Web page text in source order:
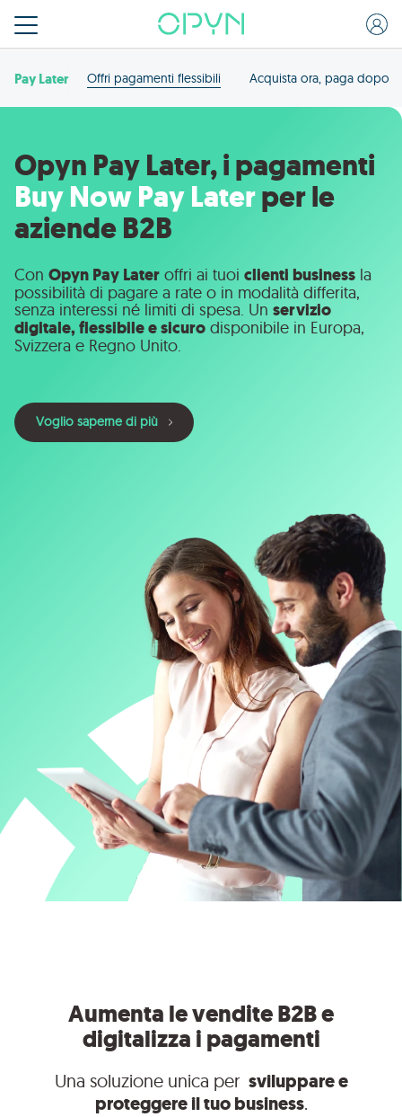
Pay Later Offri pagamenti flessibili Acquista ora, paga dopo
Opyn Pay Later, i pagamenti
Buy Now Pay Laterper le
aziende B2B
Con Opyn Pay Later offri ai tuoi clienti business la
possibilità di pagare a rate o in modalità differita,
senza interessi né limiti di spesa. Un servizio
digitale, flessibile e sicuro disponibile in Europa,
Svizzera e Regno Unito.
Voglio saperne di più
Aumenta le vendite B2B e
digitalizza i pagamenti
Una soluzione unica per sviluppare e
proteggere il tuo business.